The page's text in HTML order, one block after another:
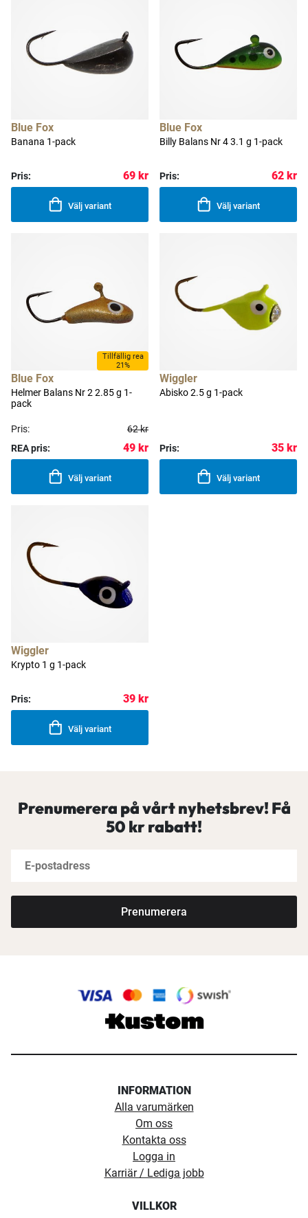
Blue Fox
Banana 1-pack
Pris: 69 kr
Välj variant
Blue Fox
Billy Balans Nr 4 3.1 g 1-pack
Pris: 62 kr
Välj variant
Tillfällig rea
21%
Blue Fox
Helmer Balans Nr 2 2.85 g 1-
pack
Pris:
62 kr
REA pris:
49 kr
Välj variant
Wiggler
Abisko 2.5 g 1-pack
Pris: 35 kr
Välj variant
Wiggler
Krypto 1 g 1-pack
Pris: 39 kr
Välj variant
Prenumerera på vårt nyhetsbrev! Få
50 kr rabatt!
Prenumerera
INFORMATION
Alla varumärken
Om oss
Kontakta oss
Logga in
Karriär / Lediga jobb
VILLKOR